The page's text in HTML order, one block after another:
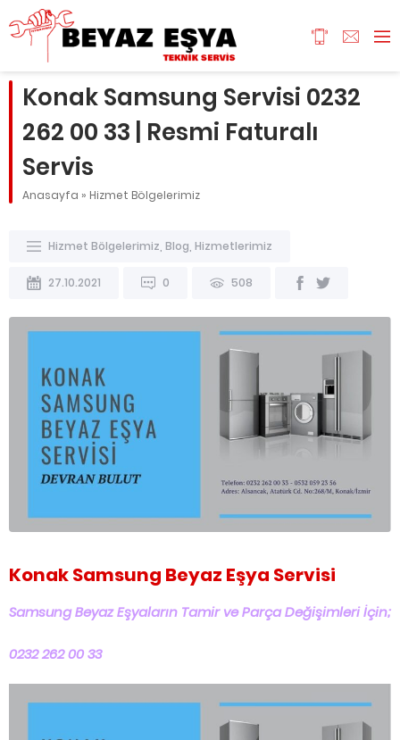
Konak Samsung Servisi 0232
262 00 33 | Resmi Faturalı
Servis
Anasayfa » Hizmet Bölgelerimiz
Hizmet Bölgelerimiz Blog Hizmetlerimiz
27.10.2021 0 508
Konak Samsung Beyaz Eşya Servisi
Samsung Beyaz Eşyaların Tamir ve Parça Değişimleri İçin;
0232 262 00 33